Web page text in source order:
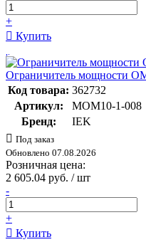
+
Купить
Ограничитель мощности
Код товара: 362732
Артикул:
MOM10-1-008
Бренд:
IEK
Под заказ
Обновлено 07.08.2026
Розничная цена:
2 605.04 руб. / шт
-
+
Купить